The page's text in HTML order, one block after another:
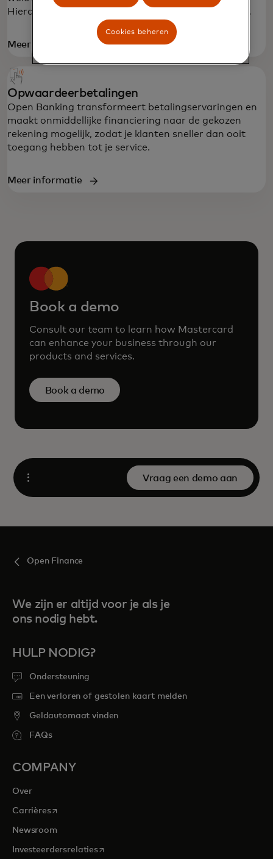
Hierdoor kun je meer kredietaanvragen accepteren.
Meer informatie
Opwaardeerbetalingen
Open Banking transformeert betalingservaringen en
maakt onmiddellijke financiering naar de gekozen
rekening mogelijk, zodat je klanten sneller dan ooit
toegang hebben tot je service.
Meer informatie
Book a demo
Consult our team to learn how Mastercard
can enhance your business through our
products and services.
Book a demo
Open
Vraag een demo aan
Open Finance
We zijn er altijd voor je als je
ons nodig hebt.
HULP NODIG?
Ondersteuning
Een verloren of gestolen kaart melden
Geldautomaat vinden
FAQs
COMPANY
Over
Carrièresopens in a new tab
Newsroom
Investeerdersrelatiesopens in a new tab
Cookies beheren